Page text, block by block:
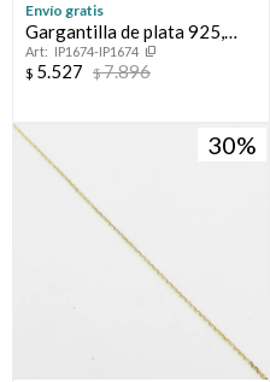
Envío gratis
Gargantilla de plata 925,
FIGARO.
IP1674-IP1674
$ 5.527 $7.896
30